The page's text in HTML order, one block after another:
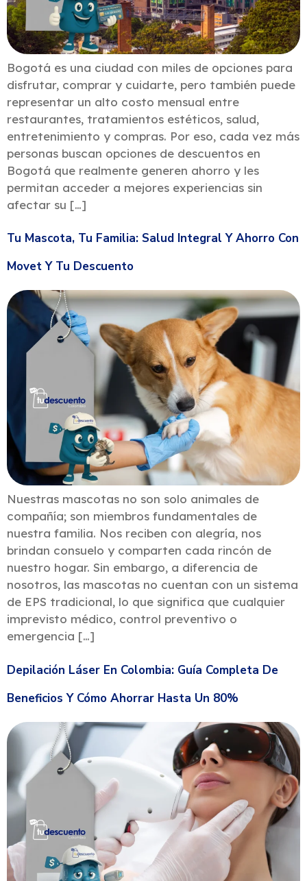
Bogotá es una ciudad con miles de opciones para
disfrutar, comprar y cuidarte, pero también puede
representar un alto costo mensual entre
restaurantes, tratamientos estéticos, salud,
entretenimiento y compras. Por eso, cada vez más
personas buscan opciones de descuentos en
Bogotá que realmente generen ahorro y les
permitan acceder a mejores experiencias sin
afectar su […]
Tu Mascota, Tu Familia: Salud Integral Y Ahorro Con
Movet Y Tu Descuento
Nuestras mascotas no son solo animales de
compañía; son miembros fundamentales de
nuestra familia. Nos reciben con alegría, nos
brindan consuelo y comparten cada rincón de
nuestro hogar. Sin embargo, a diferencia de
nosotros, las mascotas no cuentan con un sistema
de EPS tradicional, lo que significa que cualquier
imprevisto médico, control preventivo o
emergencia […]
Depilación Láser En Colombia: Guía Completa De
Beneficios Y Cómo Ahorrar Hasta Un 80%